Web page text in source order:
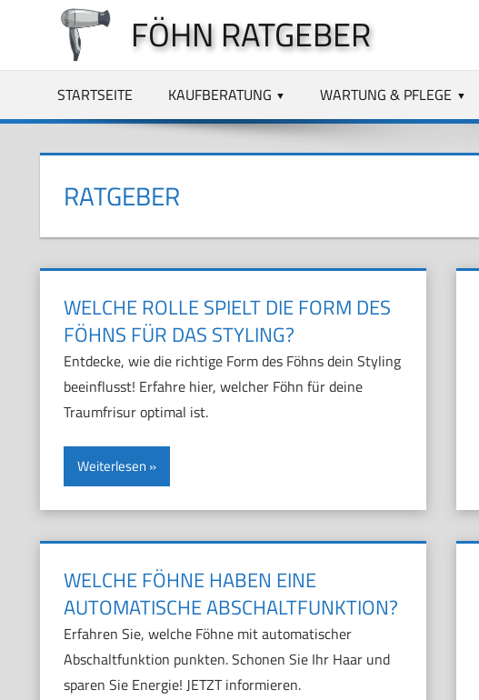
springen
FÖHN RATGEBER
STARTSEITE KAUFBERATUNG WARTUNG & PFLEGE
RATGEBER
WELCHE ROLLE SPIELT DIE FORM DES
FÖHNS FÜR DAS STYLING?
Entdecke, wie die richtige Form des Föhns dein Styling
beeinflusst! Erfahre hier, welcher Föhn für deine
Traumfrisur optimal ist.
Weiterlesen
WELCHE FÖHNE HABEN EINE
AUTOMATISCHE ABSCHALTFUNKTION?
Erfahren Sie, welche Föhne mit automatischer
Abschaltfunktion punkten. Schonen Sie Ihr Haar und
sparen Sie Energie! JETZT informieren.